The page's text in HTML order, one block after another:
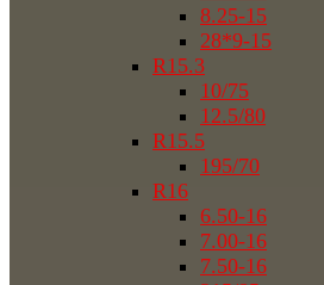
8.25-15
28*9-15
R15.3
10/75
12.5/80
R15.5
195/70
R16
6.50-16
7.00-16
7.50-16